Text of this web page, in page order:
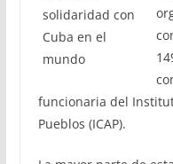
funcionaria del
Pueblos (ICAP).